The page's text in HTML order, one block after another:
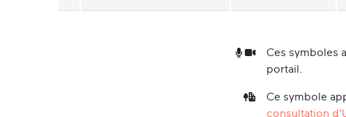
Ces symboles
portail.
Ce symbole
consultation